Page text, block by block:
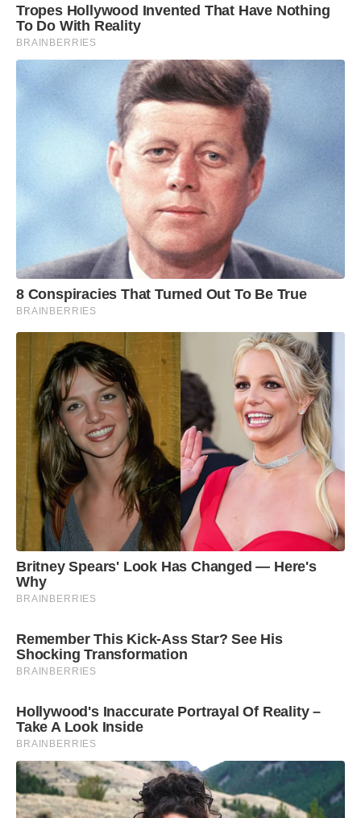
maravilhosa também. [Estou] Mais feliz ainda em
receber um prêmio que leva o meu nome. Sem
dúvida, é uma honra muito grande, então quero
agradecer a todos vocês”, disse Marta.
Tropes Hollywood Invented That Have Nothing
To Do With Reality
BRAINBERRIES
8 Conspiracies That Turned Out To Be True
BRAINBERRIES
Britney Spears' Look Has Changed — Here's
Why
BRAINBERRIES
Remember This Kick-Ass Star? See His
Shocking Transformation
BRAINBERRIES
Hollywood's Inaccurate Portrayal Of Reality –
Take A Look Inside
BRAINBERRIES